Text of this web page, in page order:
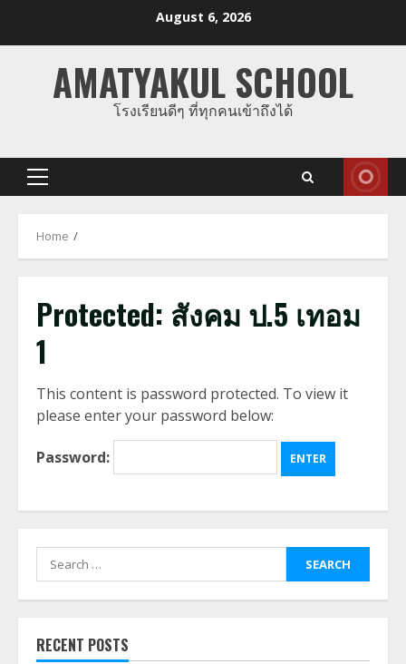
August 6, 2026
AMATYAKUL SCHOOL
โรงเรียนดีๆ ที่ทุกคนเข้าถึงได้
Primary
Home
Protected: สังคม ป.5 เทอม
1
This content is password protected. To view it
please enter your password below:
Password:
Search
for:
RECENT POSTS